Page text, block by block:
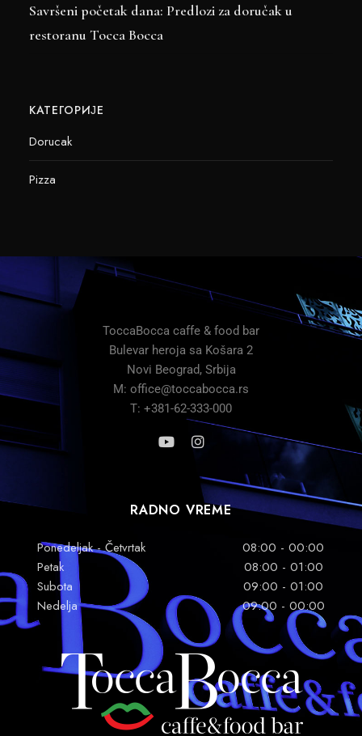
Savršeni početak dana: Predlozi za doručak u
restoranu Tocca Bocca
КАТЕГОРИЈЕ
Dorucak
Pizza
RADNO VREME
Ponedeljak - Četvrtak
08:00 - 00:00
Petak
08:00 - 01:00
Subota
09:00 - 01:00
Nedelja
09:00 - 00:00
ToccaBocca caffe & food bar
Bulevar heroja sa Košara 2
Novi Beograd, Srbija
M: office@toccabocca.rs
T: +381-62-333-000